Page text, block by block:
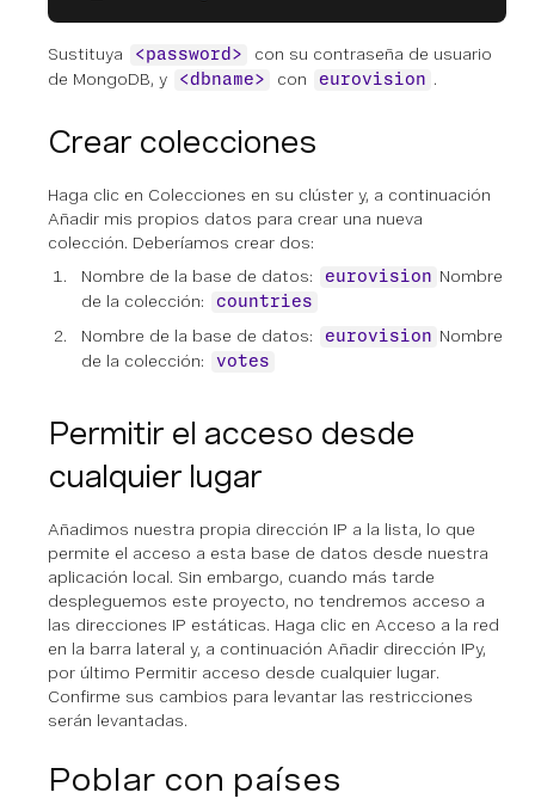
Sustituya <password>
con su contraseña de usuario
de MongoDB, y
<dbname> con eurovision .
Crear colecciones
Haga clic en Colecciones en su clúster y, a continuación
Añadir mis propios datos para crear una nueva
colección. Deberíamos crear dos:
Nombre de la base de datos:
eurovision Nombre
de la colección:
countries
Nombre de la base de datos: eurovision Nombre
de la colección:
votes
Permitir el acceso desde
cualquier lugar
Añadimos nuestra propia dirección IP a la lista, lo que
permite el acceso a esta base de datos desde nuestra
aplicación local. Sin embargo, cuando más tarde
despleguemos este proyecto, no tendremos acceso a
las direcciones IP estáticas. Haga clic en Acceso a la red
en la barra lateral y, a continuación Añadir dirección IPy,
por último Permitir acceso desde cualquier lugar.
Confirme sus cambios para levantar las restricciones
serán levantadas.
Poblar con países